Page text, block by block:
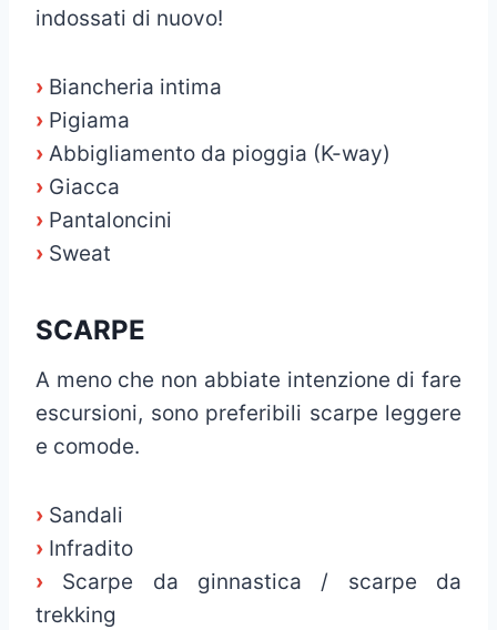
indossati di nuovo!
› Biancheria intima
› Pigiama
› Abbigliamento da pioggia (K-way)
› Giacca
› Pantaloncini
› Sweat
SCARPE
A meno che non abbiate intenzione di fare
escursioni, sono preferibili scarpe leggere
e comode.
› Sandali
› Infradito
›
Scarpe da ginnastica / scarpe da
trekking